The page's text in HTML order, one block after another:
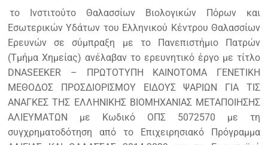
το Ινστιτούτο Θαλασσίων Βιολογικών Πόρων και
Εσωτερικών Υδάτων του Ελληνικού Κέντρου Θαλασσίων
Ερευνών σε σύμπραξη με το Πανεπιστήμιο Πατρών
(Τμήμα Χημείας) ανέλαβαν το ερευνητικό έργο με τίτλο
DNASEEKER – ΠΡΩΤΟΤΥΠΗ ΚΑΙΝΟΤΟΜΑ ΓΕΝΕΤΙΚΗ
ΜΕΘΟΔΟΣ ΠΡΟΣΔΙΟΡΙΣΜΟΥ ΕΙΔΟΥΣ ΨΑΡΙΩΝ ΓΙΑ ΤΙΣ
ΑΝΑΓΚΕΣ ΤΗΣ ΕΛΛΗΝΙΚΗΣ ΒΙΟΜΗΧΑΝΙΑΣ ΜΕΤΑΠΟΙΗΣΗΣ
ΑΛΙΕΥΜΑΤΩΝ με Κωδικό ΟΠΣ 5072570 με τη
συγχρηματοδότηση από το Επιχειρησιακό Πρόγραμμα